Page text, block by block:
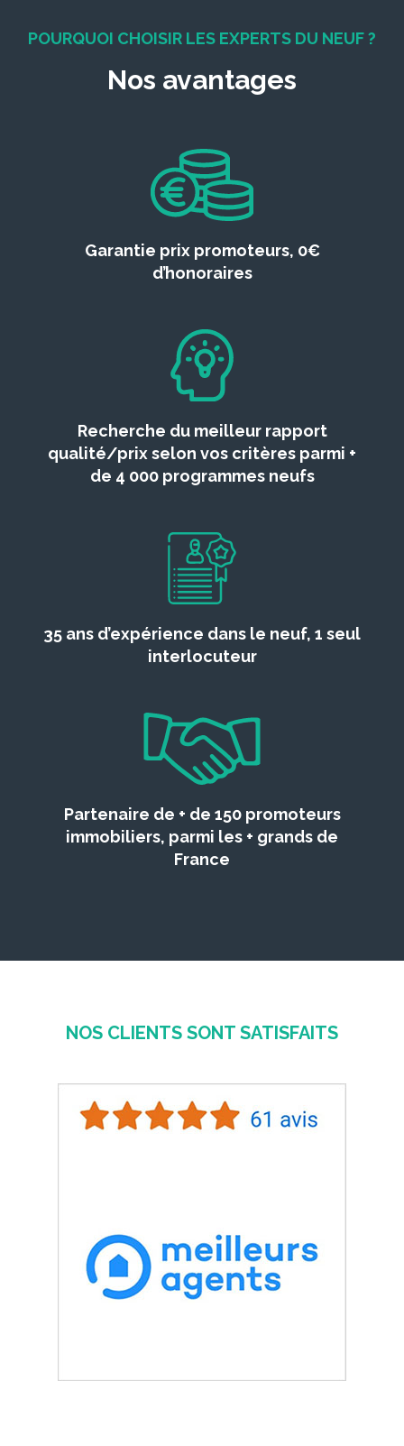
POURQUOI CHOISIR LES EXPERTS DU NEUF ?
Nos avantages
Garantie prix promoteurs, 0€
d’honoraires
Recherche du meilleur rapport
qualité/prix selon vos critères parmi +
de 4 000 programmes neufs
35 ans d’expérience dans le neuf, 1 seul
interlocuteur
Partenaire de + de 150 promoteurs
immobiliers, parmi les + grands de
France
NOS CLIENTS SONT SATISFAITS